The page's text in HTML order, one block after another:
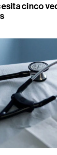
cinco